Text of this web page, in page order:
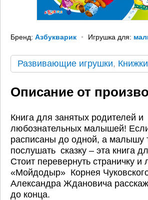
Бренд: Азбукварик Игрушка для:
Развивающие игрушки, Книжки
Описание от
Книга для занятых родителей и
любознательных малышей!
расписаны до одной, а малышу
послушать сказку – эта книга
Стоит перевернуть страничку и
«Мойдодыр» Корнея
Александра Ждановича
до конца.